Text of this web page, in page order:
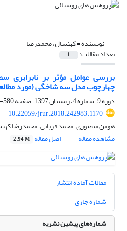
نویسنده =کهنسال، محمدرضا
تعداد مقالات: 1
بررسی عوامل مؤثر بر نابرابری
چهارچوب مدل سه شاخگی (مورد
دوره 9، شماره 4، زمستان 1397، صفحه
580-593
10.22059/jrur.2018.242983.1170
هومن منصوری، محمد قربانی، محمدرضا
مشاهده مقاله
اصل مقاله 2.94 M
مقالات آماده انتشار
شماره جاری
شماره‌های پیشین نشریه